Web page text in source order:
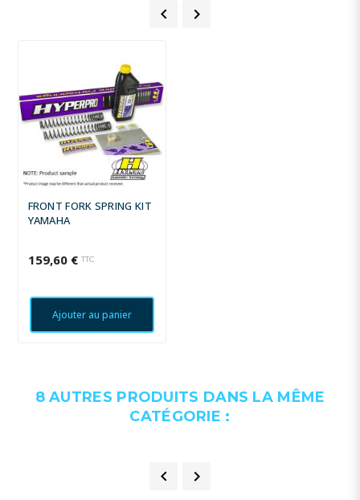
 
FRONT FORK SPRING KIT
YAMAHA
159,60 € TTC
Ajouter au panier
8 AUTRES PRODUITS DANS LA MÊME
CATÉGORIE :
 